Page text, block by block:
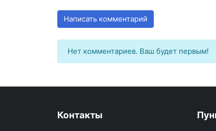
Написать комментарий
Нет комментариев. Ваш будет первым!
Контакты